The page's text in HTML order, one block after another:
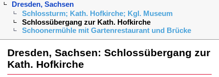
Dresden, Sachsen
Schlossturm; Kath. Hofkirche; Kgl. Museum
Schlossübergang zur Kath. Hofkirche
Schoonermühle mit Gartenrestaurant und Brücke
Dresden, Sachsen: Schlossübergang zur
Kath. Hofkirche